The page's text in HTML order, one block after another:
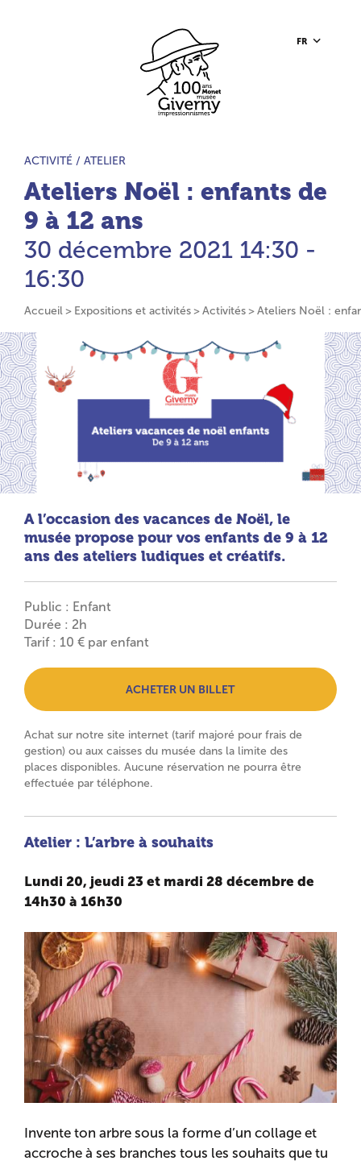
FR
Accueil du site
TYPE D’ACTIVITÉ :
ACTIVITÉ /ATELIER
Ateliers Noël : enfants de
9 à 12 ans
30 décembre 2021 14:30 -
16:30
Accueil Expositions et activités Activités Ateliers Noël :
A l’occasion des vacances de Noël, le
musée propose pour vos enfants de 9 à 12
ans des ateliers ludiques et créatifs.
Public : Enfant
Durée : 2h
Tarif : 10 € par enfant
ACHETER UN BILLET
Achat sur notre site internet (tarif majoré pour frais de
gestion) ou aux caisses du musée dans la limite des
places disponibles. Aucune réservation ne pourra être
effectuée par téléphone.
Atelier : L’arbre à souhaits
Lundi 20, jeudi 23 et mardi 28 décembre de
14h30 à 16h30
Invente ton arbre sous la forme d’un collage et
accroche à ses branches tous les souhaits que tu